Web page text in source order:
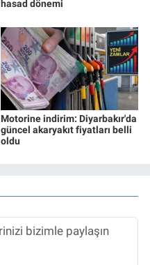
hasad dönemi
Motorine indirim: Diyarbakır'da
güncel akaryakıt fiyatları belli
oldu